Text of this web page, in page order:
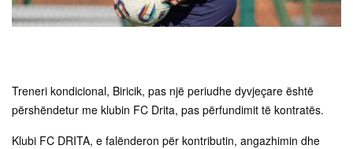
Treneri kondicional, Biricik, pas një periudhe dyvjeçare është
përshëndetur me klubin FC Drita, pas përfundimit të kontratës.
Klubi FC DRITA, e falënderon për kontributin, angazhimin dhe